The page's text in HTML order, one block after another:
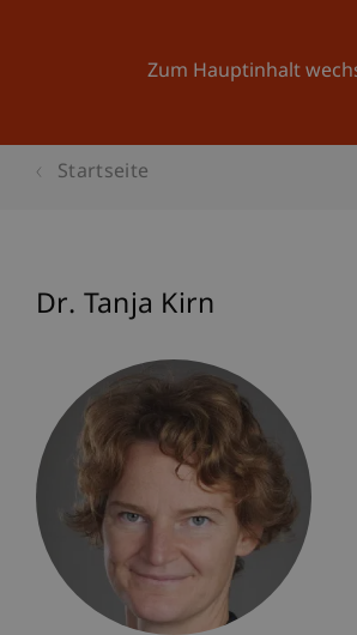
Zum Hauptinhalt
Startseite
Dr. Tanja Kirn